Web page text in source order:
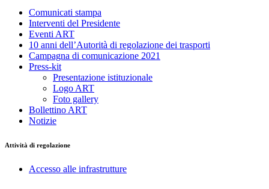
Comunicati stampa
Interventi del Presidente
Eventi ART
10 anni dell’Autorità di regolazione dei trasporti
Campagna di comunicazione 2021
Press-kit
Presentazione istituzionale
Logo ART
Foto gallery
Bollettino ART
Notizie
Attività di regolazione
Accesso alle infrastrutture